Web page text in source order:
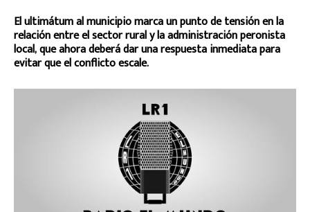
El ultimátum al municipio marca un punto de tensión en la
relación entre el sector rural y la administración peronista
local, que ahora deberá dar una respuesta inmediata para
evitar que el conflicto escale.